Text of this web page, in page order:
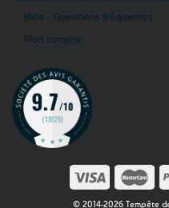
Aide - Questions fréquentes
Mon compte
© 2014-2026 Tempête